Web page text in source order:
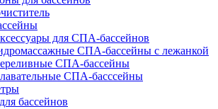
для СПА-бассейнов
СПА-бассейны с лежанкой
СПА-бассейны
СПА-басссейны
бассейнов